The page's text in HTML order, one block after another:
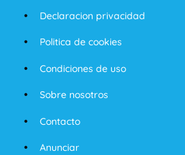
Declaracion privacidad
Politica de cookies
Condiciones de uso
Sobre nosotros
Contacto
Anunciar